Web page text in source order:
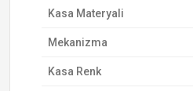
Kasa Materyali
Mekanizma
Kasa Renk